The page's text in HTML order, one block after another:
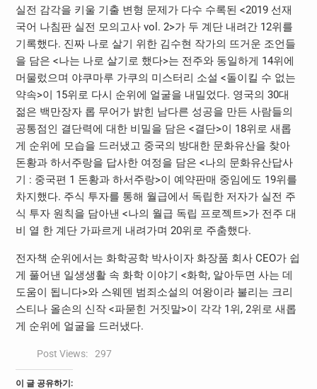
실전 감각을 키울 기출 변형 문제가 다수 수록된 <2019 선재
국어 나침판 실전 모의고사 vol. 2>가 두 계단 내려간 12위를
기록했다. 진짜 나로 살기 위한 김수현 작가의 뜨거운 조언들
을 담은 <나는 나로 살기로 했다>는 전주와 동일하게 14위에
머물렀으며 야쿠마루 가쿠의 미스터리 소설 <돌이킬 수 없는
약속>이 15위로 다시 순위에 얼굴을 내밀었다. 영국의 30대
젊은 백만장자 롭 무어가 밝힌 남다른 성공을 만든 사람들의
공통점인 결단력에 대한 비밀을 담은 <결단>이 18위로 새롭
게 순위에 모습을 드러냈고 중국의 방대한 문화유산을 찾아
돈황과 하서주랑을 답사한 여정을 담은 <나의 문화유산답사
기 : 중국편 1 돈황과 하서주랑>이 예약판매 중임에도 19위를
차지했다. 주식 투자를 통해 월급에서 독립한 저자가 실전 주
식 투자 원칙을 담아낸 <나의 월급 독립 프로젝트>가 전주 대
비 열 한 계단 가파르게 내려가며 20위로 주춤했다.
전자책 순위에서는 화학공학 박사이자 화장품 회사 CEO가 쉽
게 풀어낸 일생생활 속 화학 이야기 <화학, 알아두면 사는 데
도움이 됩니다>와 스웨덴 범죄소설의 여왕이라 불리는 크리
스티나 올손의 신작 <파묻힌 거짓말>이 각각 1위, 2위로 새롭
게 순위에 얼굴을 드러냈다.
Post Views: 297
이 글 공유하기: